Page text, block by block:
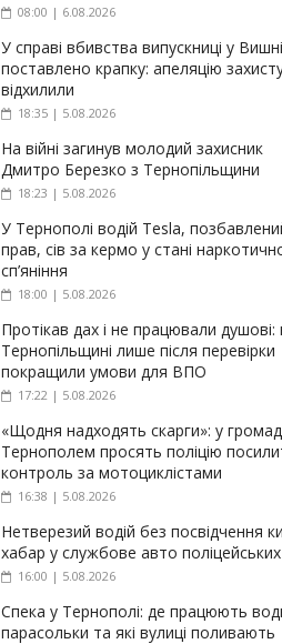
08:00 | 6.08.2026
У справі вбивства випускниці у
поставлено крапку: апеляцію
відхилили
18:35 | 5.08.2026
На війні загинув молодий захисник
Дмитро Березко з Тернопільщини
18:23 | 5.08.2026
У Тернополі водій Tesla,
прав, сів за кермо у стані
сп’яніння
18:00 | 5.08.2026
Протікав дах і не працювали душові:
Тернопільщині лише після перевірки
покращили умови для ВПО
17:22 | 5.08.2026
«Щодня надходять скарги»: у
Тернополем просять поліцію
контроль за мотоциклістами
16:38 | 5.08.2026
Нетверезий водій без посвідчення
хабар у службове авто поліцейських
16:00 | 5.08.2026
Спека у Тернополі: де працюють
парасольки та які вулиці поливають